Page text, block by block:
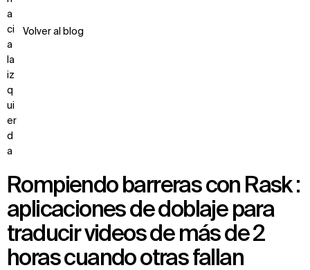
Volver al blog
Rompiendo barreras con Rask :
aplicaciones de doblaje para
traducir videos de más de 2
horas cuando otras fallan